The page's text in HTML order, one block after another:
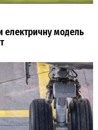
електричну модель